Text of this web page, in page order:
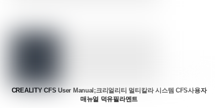
CREALITY CFS User Manual;크리얼리티 멀티칼라 시스템 CFS사용자
매뉴얼 덕유필라멘트